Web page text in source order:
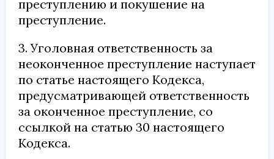
преступлению и покушение на
преступление.
3. Уголовная ответственность за
неоконченное преступление наступает
по статье настоящего Кодекса,
предусматривающей ответственность
за оконченное преступление, со
ссылкой на статью 30 настоящего
Кодекса.